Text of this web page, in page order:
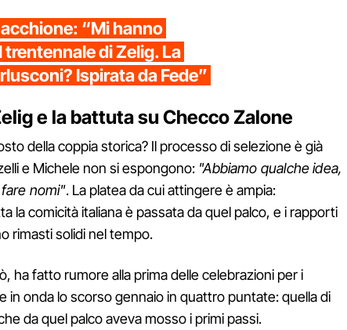
“Mi hanno
di Zelig. La
Ispirata da Fede”
e la battuta su Checco Zalone
della coppia storica? Il processo di selezione è già
e Michele non si espongono: "Abbiamo qualche idea,
nomi". La platea da cui attingere è ampia:
la comicità italiana è passata da quel palco, e i rapporti
rimasti solidi nel tempo.
ha fatto rumore alla prima delle celebrazioni per i
in onda lo scorso gennaio in quattro puntate: quella di
da quel palco aveva mosso i primi passi.